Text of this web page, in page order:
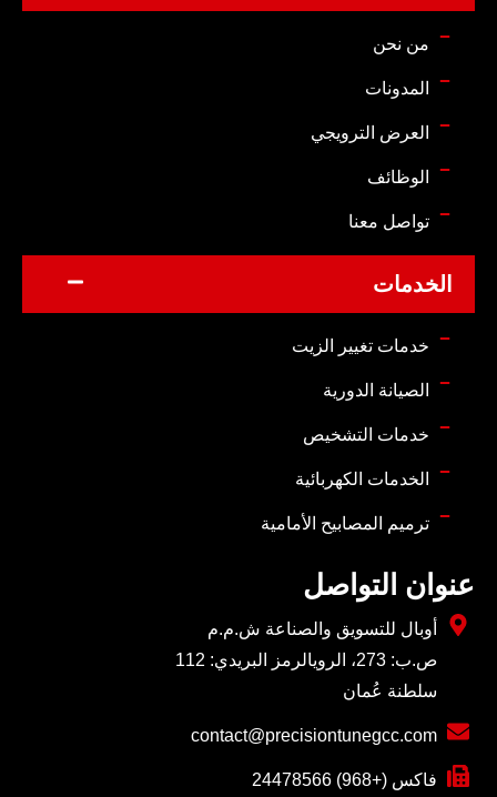
من نحن
المدونات
العرض الترويجي
الوظائف
تواصل معنا
الخدمات
خدمات تغيير الزيت
الصيانة الدورية
خدمات التشخيص
الخدمات الكهربائية
ترميم المصابيح الأمامية
عنوان التواصل
أوبال للتسويق والصناعة ش.م.م
ص.ب: 273، الرويالرمز البريدي: 112
سلطنة عُمان
contact@precisiontunegcc.com
فاكس (+968) 24478566